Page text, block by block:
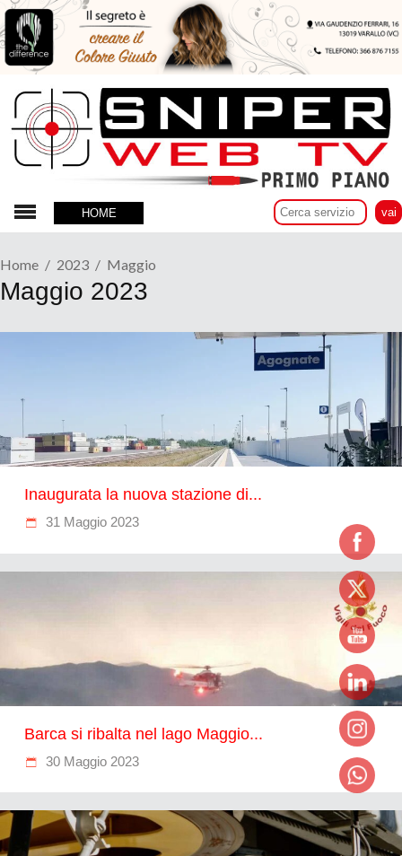
HOME
Home 2023 Maggio
Maggio 2023
Inaugurata la nuova stazione di...
31 Maggio 2023
Barca si ribalta nel lago Maggio...
30 Maggio 2023